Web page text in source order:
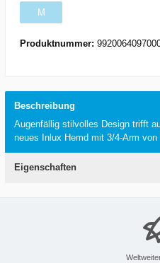
M
Produktnummer:
Beschreibung
Augenfällig stilvolles Design trifft
neues Inlux Hemd mit 3/4-Arm
Eigenschaften